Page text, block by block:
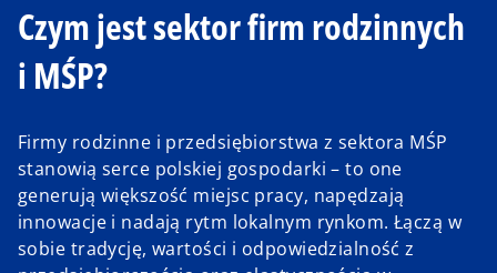
Czym jest sektor firm rodzinnych
i MŚP?
Firmy rodzinne i przedsiębiorstwa z sektora MŚP
stanowią serce polskiej gospodarki – to one
generują większość miejsc pracy, napędzają
innowacje i nadają rytm lokalnym rynkom. Łączą w
sobie tradycję, wartości i odpowiedzialność z